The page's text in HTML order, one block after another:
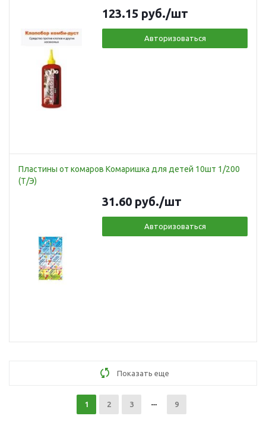
123.15 руб./шт
Авторизоваться
Пластины от комаров Комаришка для детей 10шт 1/200
(Т/Э)
31.60 руб./шт
Авторизоваться
Показать еще
1 2 3 9